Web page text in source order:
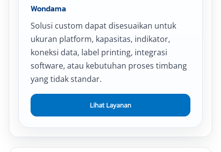
Wondama
Solusi custom dapat disesuaikan untuk
ukuran platform, kapasitas, indikator,
koneksi data, label printing, integrasi
software, atau kebutuhan proses timbang
yang tidak standar.
Lihat Layanan